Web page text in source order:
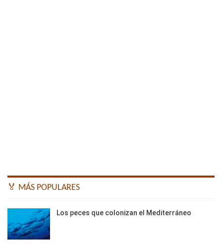
🏅 MÁS POPULARES
Los peces que colonizan el Mediterráneo